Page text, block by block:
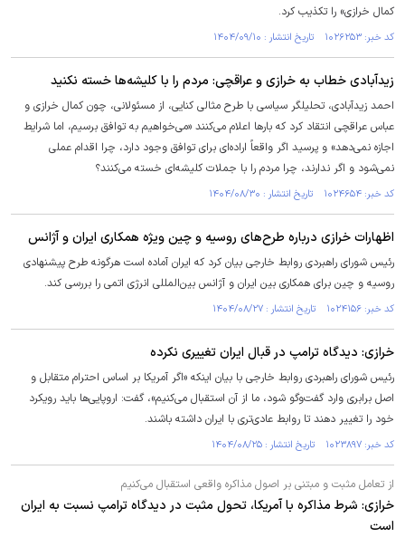
کمال خرازی» را تکذیب کرد.
کد خبر: ۱۰۲۶۲۵۳ تاریخ انتشار : ۱۴۰۴/۰۹/۱۰
زیدآبادی خطاب به خرازی و عراقچی: مردم را با کلیشه‌ها خسته نکنید
احمد زیدآبادی، تحلیلگر سیاسی با طرح مثالی کنایی، از مسئولانی، چون کمال خرازی و
عباس عراقچی انتقاد کرد که بار‌ها اعلام می‌کنند «می‌خواهیم به توافق برسیم، اما شرایط
اجازه نمی‌دهد» و پرسید اگر واقعاً اراده‌ای برای توافق وجود دارد، چرا اقدام عملی
نمی‌شود و اگر ندارند، چرا مردم را با جملات کلیشه‌ای خسته می‌کنند؟
کد خبر: ۱۰۲۴۶۵۴ تاریخ انتشار : ۱۴۰۴/۰۸/۳۰
اظهارات خرازی درباره طرح‌های روسیه و چین ویژه همکاری ایران و آژانس
رئیس شورای راهبردی روابط خارجی بیان کرد که ایران آماده است هرگونه طرح پیشنهادی
روسیه و چین برای همکاری بین ایران و آژانس بین‌المللی انرژی اتمی را بررسی کند.
کد خبر: ۱۰۲۴۱۵۶ تاریخ انتشار : ۱۴۰۴/۰۸/۲۷
خرازی: دیدگاه ترامپ در قبال ایران تغییری نکرده
رئیس شورای راهبردی روابط خارجی با بیان اینکه «اگر آمریکا بر اساس احترام متقابل و
اصل برابری وارد گفت‌وگو شود، ما از آن استقبال می‌کنیم»، گفت: اروپایی‌ها باید رویکرد
خود را تغییر دهند تا روابط عادی‌تری با ایران داشته باشند.
کد خبر: ۱۰۲۳۸۹۷ تاریخ انتشار : ۱۴۰۴/۰۸/۲۵
از تعامل مثبت و مبتنی بر اصول مذاکره واقعی استقبال می‌کنیم
خرازی: شرط مذاکره با آمریکا، تحول مثبت در دیدگاه ترامپ نسبت به ایران
است